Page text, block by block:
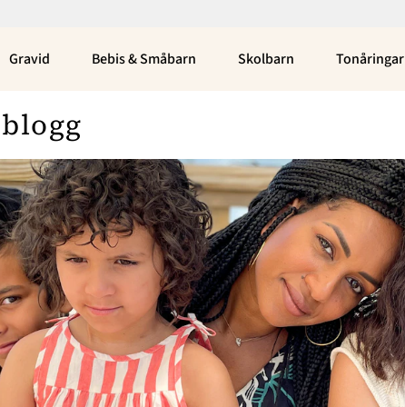
Gravid Bebis & Småbarn Skolbarn Tonåringar
Campioni
Britton
Wiberg
Edlund Winblad
Kind
Öhman
Carlson
Om Oss
Nyhetsbrev
Annonsera
Om Cookies
Kontakta Oss
Hantera Preferenser